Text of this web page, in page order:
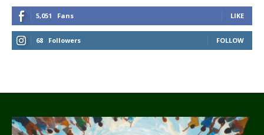
5,051 Fans LIKE
68 Followers FOLLOW